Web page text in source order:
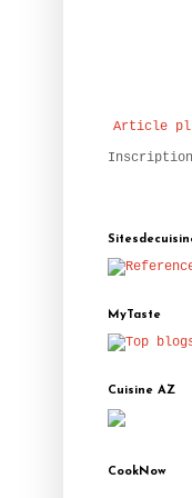
Article
MyTaste
Cuisine AZ
CookNow